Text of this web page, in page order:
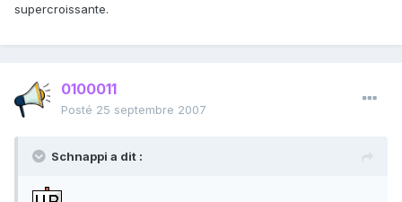
supercroissante.
0100011
Posté 25 septembre 2007
Schnappi a dit :